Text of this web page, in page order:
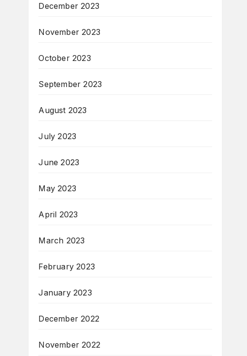
December 2023
November 2023
October 2023
September 2023
August 2023
July 2023
June 2023
May 2023
April 2023
March 2023
February 2023
January 2023
December 2022
November 2022